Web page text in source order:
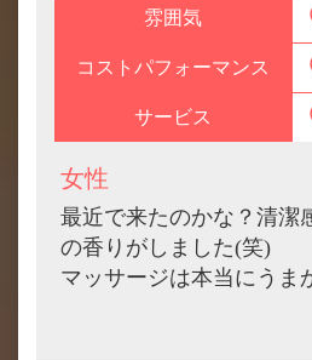
雰囲気
コストパフォーマンス
サービス
女性
最近で来たのかな？清潔
の香りがしました(笑)
マッサージは本当にうま